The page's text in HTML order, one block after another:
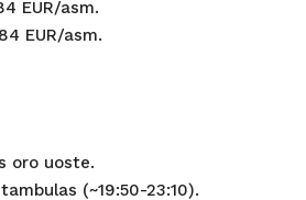
EUR/asm.
EUR/asm.
oro uoste.
(~19:50-23:10).